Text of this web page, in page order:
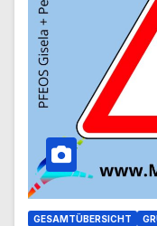
GESAMTÜBERSICHT